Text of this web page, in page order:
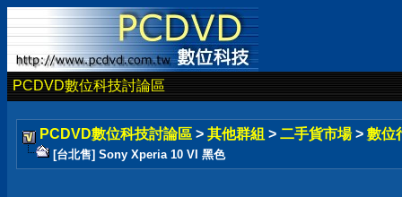
PCDVD數位科技討論區
PCDVD數位科技討論區 > 其他群組 > 二手貨市場 > 數位
[台北售] Sony Xperia 10 VI 黑色